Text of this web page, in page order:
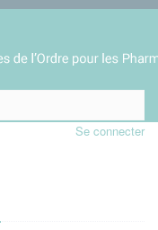
Se connecter